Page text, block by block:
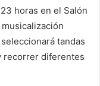
horas en el Salón
tandas
recorrer diferentes